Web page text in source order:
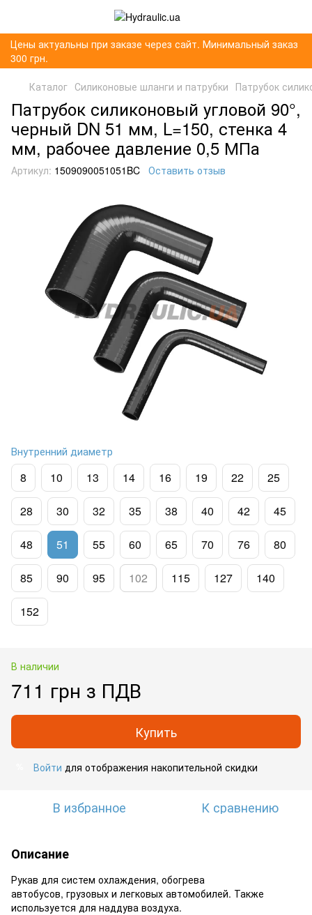
Цены актуальны при заказе через сайт. Минимальный заказ
300 грн.
Каталог Силиконовые шланги и патрубки Патрубок
Патрубок силиконовый угловой 90°,
черный DN 51 мм, L=150, стенка 4
мм, рабочее давление 0,5 МПа
Артикул: 1509090051051BC Оставить отзыв
Внутренний диаметр
8 10 13 14 16 19 22 25
28 30 32 35 38 40 42 45
48 51 55 60 65 70 76 80
85 90 95 102 115 127 140
152
В наличии
711 грн з ПДВ
Купить
Войти для отображения накопительной скидки
В избранное К сравнению
Описание
Рукав для систем охлаждения, обогрева
автобусов, грузовых и легковых автомобилей. Также
используется для наддува воздуха.